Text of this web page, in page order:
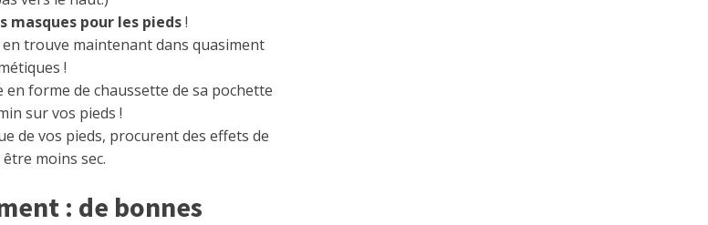
masques pour les pieds!
trouve maintenant dans quasiment
!
forme de chaussette de sa pochette
sur vos pieds !
de vos pieds, procurent des effets de
moins sec.
: de bonnes